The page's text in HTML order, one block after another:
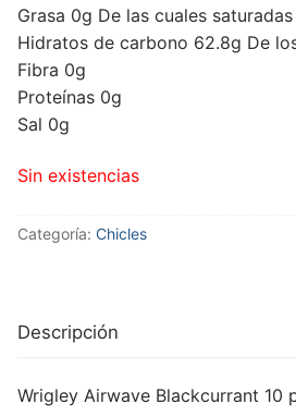
Grasa 0g De las cuales
Hidratos de carbono 62.8g De
Fibra 0g
Proteínas 0g
Sal 0g
Sin existencias
Categoría: Chicles
Descripción
Wrigley Airwave Blackcurrant 10